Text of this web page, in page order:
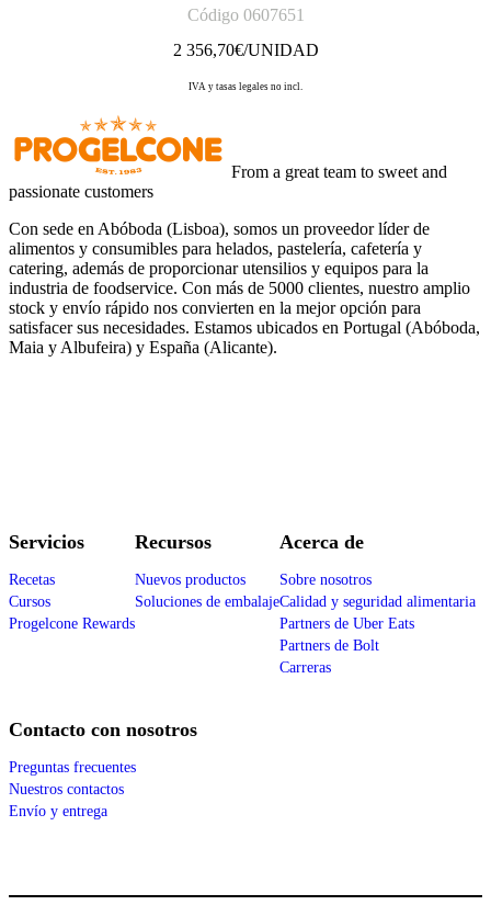
Código 0607651
2 356,70€/UNIDAD
IVA y tasas legales no incl.
From a great team to sweet and
passionate customers
Con sede en Abóboda (Lisboa), somos un proveedor líder de
alimentos y consumibles para helados, pastelería, cafetería y
catering, además de proporcionar utensilios y equipos para la
industria de foodservice. Con más de 5000 clientes, nuestro amplio
stock y envío rápido nos convierten en la mejor opción para
satisfacer sus necesidades. Estamos ubicados en Portugal (Abóboda,
Maia y Albufeira) y España (Alicante).
Servicios
Recetas
Cursos
Progelcone Rewards
Recursos
Nuevos productos
Soluciones de embalaje
Acerca de
Sobre nosotros
Calidad y seguridad alimentaria
Partners de Uber Eats
Partners de Bolt
Carreras
Contacto con nosotros
Preguntas frecuentes
Nuestros contactos
Envío y entrega